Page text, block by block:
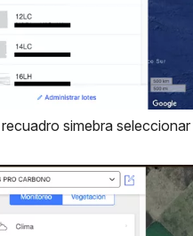
simebra seleccionar